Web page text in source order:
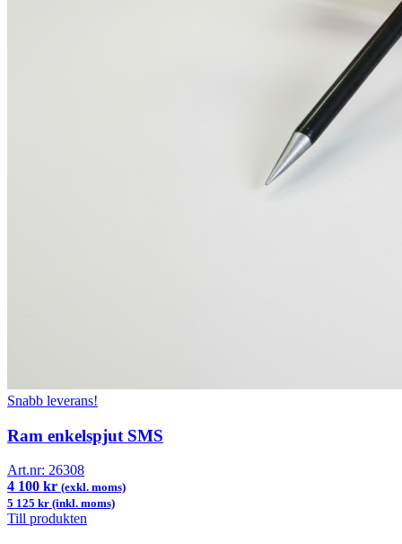
Snabb leverans!
Ram enkelspjut SMS
Art.nr: 26308
4 100 kr (exkl. moms)
5 125 kr (inkl. moms)
Till produkten